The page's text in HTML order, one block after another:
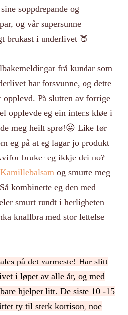
soppdrepande og
og vår supersunne
brukast i underlivet 🍑
frå kundar som
har forsvunne, og dette
opplevd. På slutten av forrige
opplevde eg ein intens kløe i
meg heilt sprø!😛 Like før
eg på at eg lagar jo produkt
bruker eg ikkje dei no?
Kamillebalsam og smurte meg
kombinerte eg den med
smurt rundt i herligheten
knallbra med stor lettelse
på det varmeste! Har slitt
i løpet av alle år, og med
hjelper litt. De siste 10 -15
ty til sterk kortison, noe